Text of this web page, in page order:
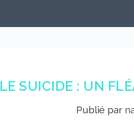
LE SUICIDE : UN
Publié par